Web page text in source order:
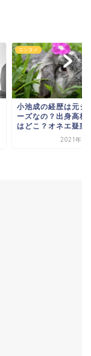
エンタメ
小池成の経歴は元ジ
ーズなの？出身高校
はどこ？オネエ疑惑
2021年1